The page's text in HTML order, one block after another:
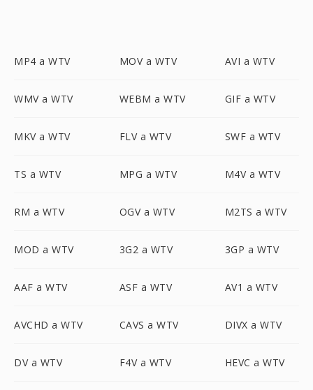
MP4 a WTV MOV a WTV AVI a WTV
WMV a WTV WEBM a WTV GIF a WTV
MKV a WTV FLV a WTV SWF a WTV
TS a WTV MPG a WTV M4V a WTV
RM a WTV OGV a WTV M2TS a WTV
MOD a WTV 3G2 a WTV 3GP a WTV
AAF a WTV ASF a WTV AV1 a WTV
AVCHD a WTV CAVS a WTV DIVX a WTV
DV a WTV F4V a WTV HEVC a WTV